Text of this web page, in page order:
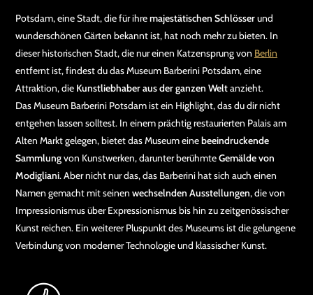
Potsdam, eine Stadt, die für ihremajestätischen Schlösserund
wunderschönen Gärten bekannt ist, hat noch mehr zu bieten. In
dieser historischen Stadt, die nur einen Katzensprung von Berlin
entfernt ist, findest du das Museum Barberini Potsdam, eine
Attraktion, die Kunstliebhaber aus der ganzen Weltanzieht.
Das Museum Barberini Potsdam ist ein Highlight, das du dir nicht
entgehen lassen solltest. In einem prächtig restaurierten Palais am
Alten Markt gelegen, bietet das Museum einebeeindruckende
Sammlungvon Kunstwerken, darunter berühmteGemälde von
Modigliani. Aber nicht nur das, das Barberini hat sich auch einen
Namen gemacht mit seinen wechselnden Ausstellungen, die von
Impressionismus über Expressionismus bis hin zu zeitgenössischer
Kunst reichen. Ein weiterer Pluspunkt des Museums ist die gelungene
Verbindung von moderner Technologie und klassischer Kunst.